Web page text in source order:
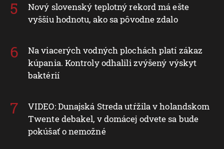
Nový slovenský teplotný rekord má ešte
vyššiu hodnotu, ako sa pôvodne zdalo
Na viacerých vodných plochách platí zákaz
kúpania. Kontroly odhalili zvýšený výskyt
baktérií
VIDEO: Dunajská Streda utŕžila v holandskom
Twente debakel, v domácej odvete sa bude
pokúšať o nemožné